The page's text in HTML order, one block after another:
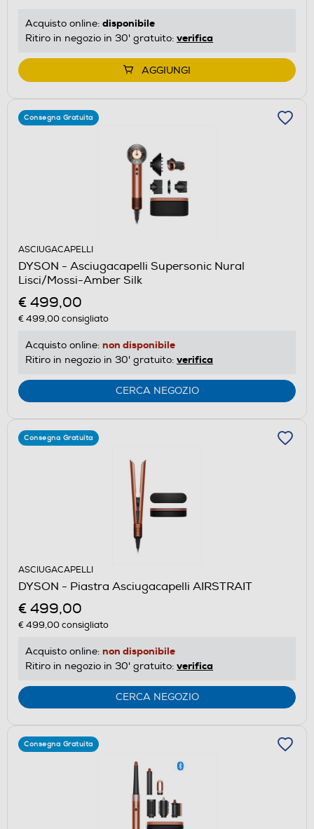
Acquisto online: disponibile
Ritiro in negozio in 30' gratuito: verifica
AGGIUNGI
Consegna Gratuita
ASCIUGACAPELLI
DYSON - Asciugacapelli Supersonic Nural
Lisci/Mossi-Amber Silk
€ 499,00
€ 499,00consigliato
Acquisto online: non disponibile
Ritiro in negozio in 30' gratuito: verifica
CERCA NEGOZIO
Consegna Gratuita
ASCIUGACAPELLI
DYSON - Piastra Asciugacapelli AIRSTRAIT
€ 499,00
€ 499,00consigliato
Acquisto online: non disponibile
Ritiro in negozio in 30' gratuito: verifica
CERCA NEGOZIO
Consegna Gratuita